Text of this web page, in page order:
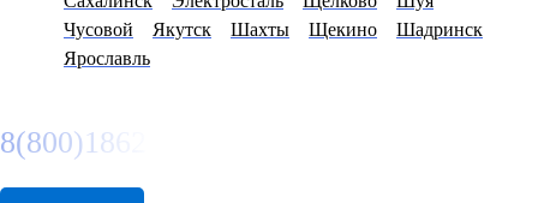
Чусовой
Якутск Шахты Щекино
Шадринск
Ярославль
8(800)1862102